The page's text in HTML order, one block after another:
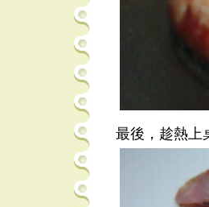
最後，趁熱上